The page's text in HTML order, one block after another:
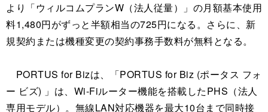
より「ウィルコムプランW（法人従量）」の月額基本使用
料1,480円がずっと半額相当の725円になる。さらに、新
規契約または機種変更の契約事務手数料が無料となる。
PORTUS for Bizは、「PORTUS for Biz (ポータス フォ
ー ビズ) 」は、Wi-Fiルーター機能を搭載したPHS（法人
専用モデル）。無線LAN対応機器を最大10台まで同時接